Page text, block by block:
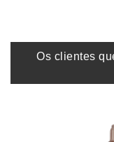
Os clientes